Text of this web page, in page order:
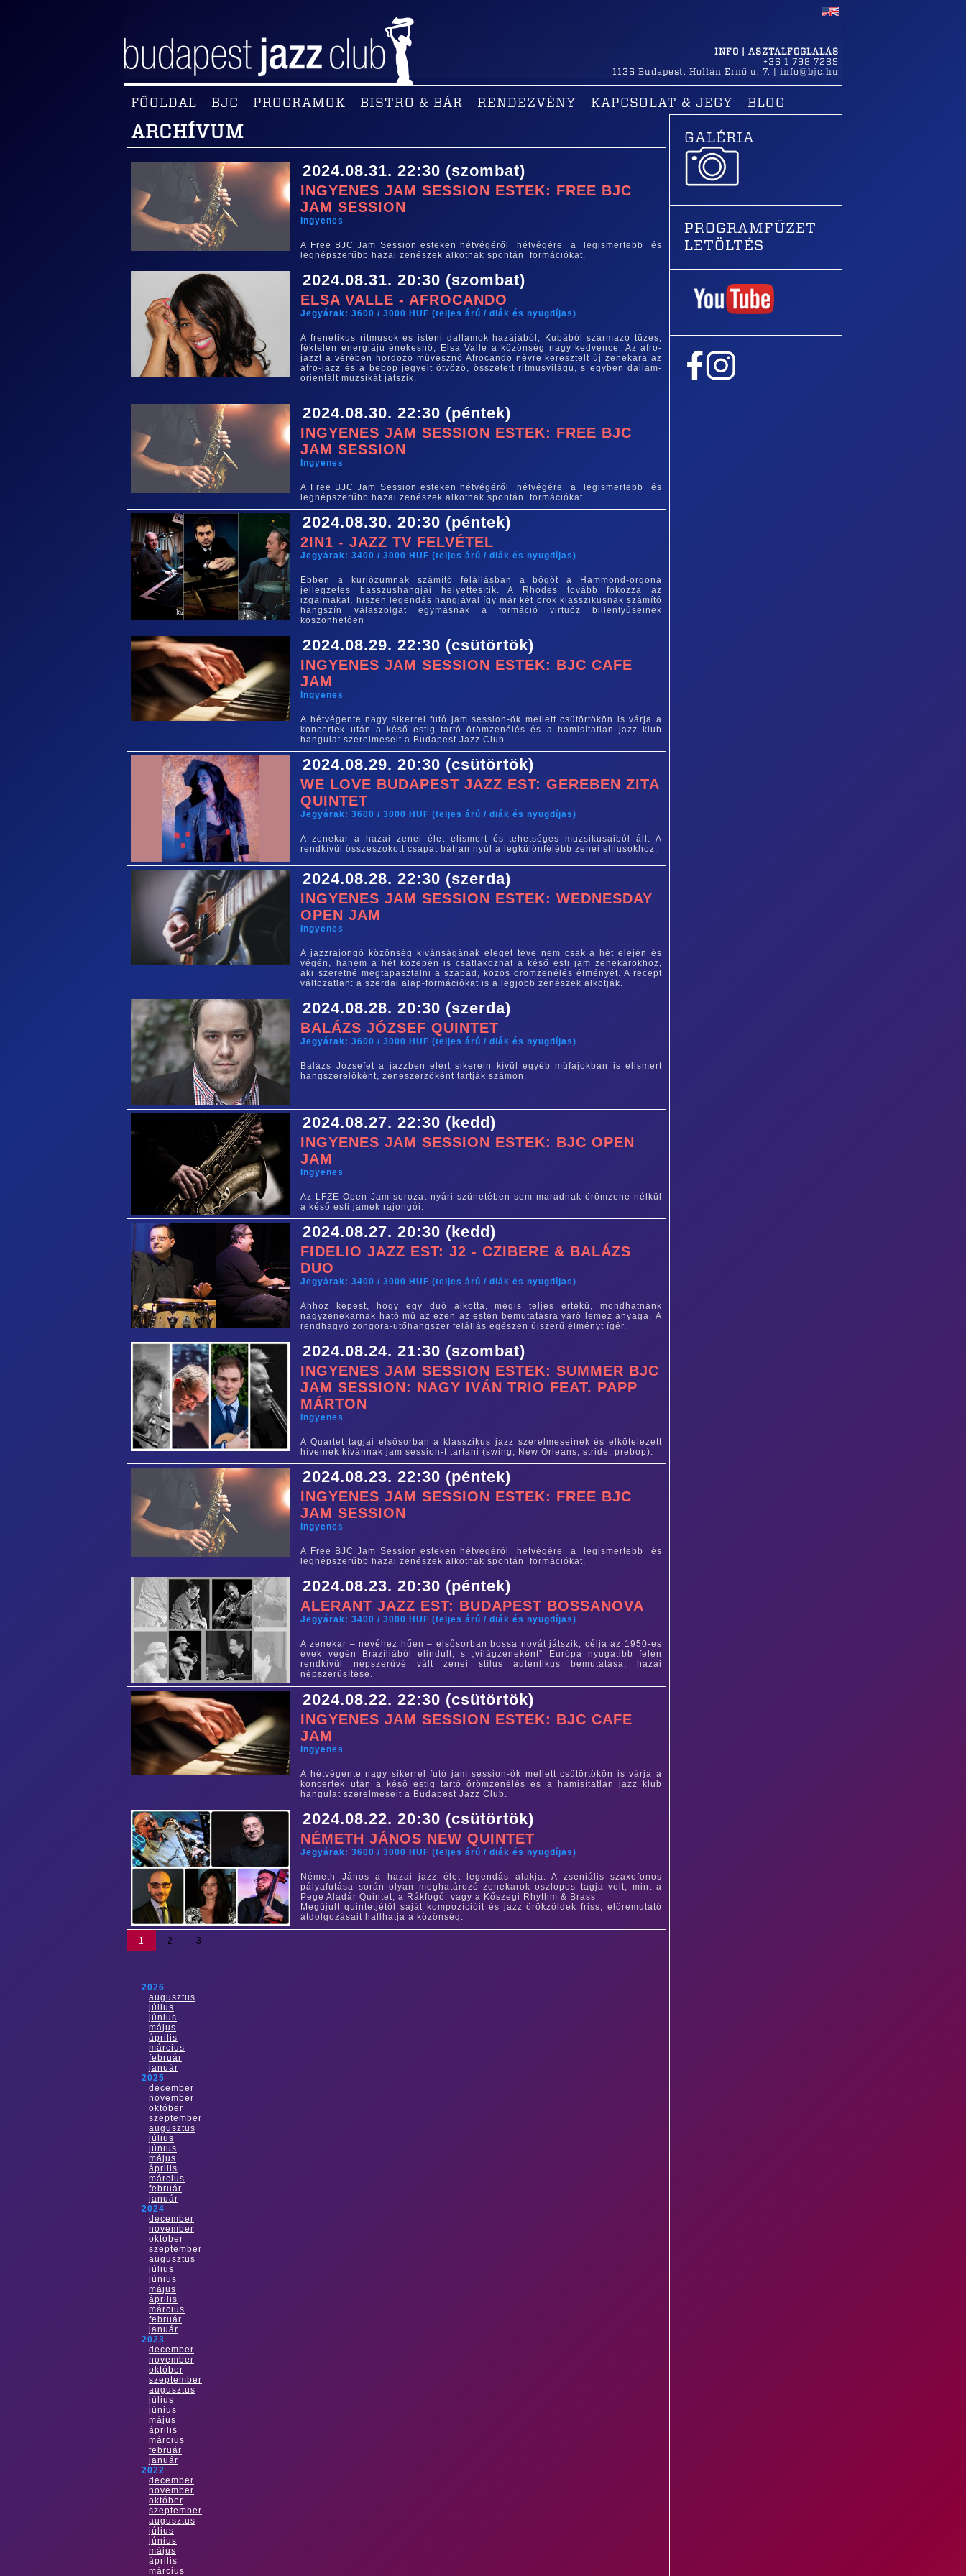
INFO | ASZTALFOGLALÁS
+36 1 798 7289
1136 Budapest , Hollán Ernő u. 7. info@bjc.hu
FŐOLDAL BJC PROGRAMOK BISTRO & BÁR RENDEZVÉNY KAPCSOLAT & JEGY BLOG
ARCHÍVUM
2024.08.31. 22:30 (szombat)
INGYENES JAM SESSION ESTEK: FREE BJC
JAM SESSION
Ingyenes
A Free BJC Jam Session esteken hétvégéről hétvégére a legismertebb és
legnépszerűbb hazai zenészek alkotnak spontán formációkat.
2024.08.31. 20:30 (szombat)
ELSA VALLE - AFROCANDO
Jegyárak: 3600 / 3000 HUF (teljes árú / diák és nyugdíjas)
A frenetikus ritmusok és isteni dallamok hazájából, Kubából származó tüzes,
féktelen energiájú énekesnő, Elsa Valle a közönség nagy kedvence. Az afro-
jazzt a vérében hordozó művésznő Afrocando névre keresztelt új zenekara az
afro-jazz és a bebop jegyeit ötvöző, összetett ritmusvilágú, s egyben dallam-
orientált muzsikát játszik.
2024.08.30. 22:30 (péntek)
INGYENES JAM SESSION ESTEK: FREE BJC
JAM SESSION
Ingyenes
A Free BJC Jam Session esteken hétvégéről hétvégére a legismertebb és
legnépszerűbb hazai zenészek alkotnak spontán formációkat.
2024.08.30. 20:30 (péntek)
2IN1 - JAZZ TV FELVÉTEL
Jegyárak: 3400 / 3000 HUF (teljes árú / diák és nyugdíjas)
Ebben a kuriózumnak számító felállásban a bőgőt a Hammond-orgona
jellegzetes basszushangjai helyettesítik. A Rhodes tovább fokozza az
izgalmakat, hiszen legendás hangjával így már két örök klasszikusnak számító
hangszín válaszolgat egymásnak a formáció virtuóz billentyűseinek
köszönhetően
2024.08.29. 22:30 (csütörtök)
INGYENES JAM SESSION ESTEK: BJC CAFE
JAM
Ingyenes
A hétvégente nagy sikerrel futó jam session-ök mellett csütörtökön is várja a
koncertek után a késő estig tartó örömzenélés és a hamisítatlan jazz klub
hangulat szerelmeseit a Budapest Jazz Club.
2024.08.29. 20:30 (csütörtök)
WE LOVE BUDAPEST JAZZ EST: GEREBEN ZITA
QUINTET
Jegyárak: 3600 / 3000 HUF (teljes árú / diák és nyugdíjas)
A zenekar a hazai zenei élet elismert és tehetséges muzsikusaiból áll. A
rendkívül összeszokott csapat bátran nyúl a legkülönfélébb zenei stílusokhoz.
2024.08.28. 22:30 (szerda)
INGYENES JAM SESSION ESTEK: WEDNESDAY
OPEN JAM
Ingyenes
A jazzrajongó közönség kívánságának eleget téve nem csak a hét elején és
végén, hanem a hét közepén is csatlakozhat a késő esti jam zenekarokhoz,
aki szeretné megtapasztalni a szabad, közös örömzenélés élményét. A recept
változatlan: a szerdai alap-formációkat is a legjobb zenészek alkotják.
2024.08.28. 20:30 (szerda)
BALÁZS JÓZSEF QUINTET
Jegyárak: 3600 / 3000 HUF (teljes árú / diák és nyugdíjas)
Balázs Józsefet a jazzben elért sikerein kívül egyéb műfajokban is elismert
hangszerelőként, zeneszerzőként tartják számon.
2024.08.27. 22:30 (kedd)
INGYENES JAM SESSION ESTEK: BJC OPEN
JAM
Ingyenes
Az LFZE Open Jam sorozat nyári szünetében sem maradnak örömzene nélkül
a késő esti jamek rajongói.
2024.08.27. 20:30 (kedd)
FIDELIO JAZZ EST: J2 - CZIBERE & BALÁZS
DUO
Jegyárak: 3400 / 3000 HUF (teljes árú / diák és nyugdíjas)
Ahhoz képest, hogy egy duó alkotta, mégis teljes értékű, mondhatnánk
nagyzenekarnak ható mű az ezen az estén bemutatásra váró lemez anyaga. A
rendhagyó zongora-ütőhangszer felállás egészen újszerű élményt ígér.
2024.08.24. 21:30 (szombat)
INGYENES JAM SESSION ESTEK: SUMMER BJC
JAM SESSION: NAGY IVÁN TRIO FEAT. PAPP
MÁRTON
Ingyenes
A Quartet tagjai elsősorban a klasszikus jazz szerelmeseinek és elkötelezett
híveinek kívánnak jam session-t tartani (swing, New Orleans, stride, prebop).
2024.08.23. 22:30 (péntek)
INGYENES JAM SESSION ESTEK: FREE BJC
JAM SESSION
Ingyenes
A Free BJC Jam Session esteken hétvégéről hétvégére a legismertebb és
legnépszerűbb hazai zenészek alkotnak spontán formációkat.
2024.08.23. 20:30 (péntek)
ALERANT JAZZ EST: BUDAPEST BOSSANOVA
Jegyárak: 3400 / 3000 HUF (teljes árú / diák és nyugdíjas)
A zenekar – nevéhez hűen – elsősorban bossa novát játszik, célja az 1950-es
évek végén Brazíliából elindult, s „világzeneként” Európa nyugatibb felén
rendkívül népszerűvé vált zenei stílus autentikus bemutatása, hazai
népszerűsítése.
2024.08.22. 22:30 (csütörtök)
INGYENES JAM SESSION ESTEK: BJC CAFE
JAM
Ingyenes
A hétvégente nagy sikerrel futó jam session-ök mellett csütörtökön is várja a
koncertek után a késő estig tartó örömzenélés és a hamisítatlan jazz klub
hangulat szerelmeseit a Budapest Jazz Club.
2024.08.22. 20:30 (csütörtök)
NÉMETH JÁNOS NEW QUINTET
Jegyárak: 3600 / 3000 HUF (teljes árú / diák és nyugdíjas)
Németh János a hazai jazz élet legendás alakja. A zseniális szaxofonos
pályafutása során olyan meghatározó zenekarok oszlopos tagja volt, mint a
Pege Aladár Quintet, a Rákfogó, vagy a Kőszegi Rhythm & Brass
Megújult quintetjétől saját kompozícióit és jazz örökzöldek friss, előremutató
átdolgozásait hallhatja a közönség.
1 2 3
2026
augusztus
július
június
május
április
március
február
január
2025
december
november
október
szeptember
augusztus
július
június
május
április
március
február
január
2024
december
november
október
szeptember
augusztus
július
június
május
április
március
február
január
2023
december
november
október
szeptember
augusztus
július
június
május
április
március
február
január
2022
december
november
október
szeptember
augusztus
július
június
május
április
március
GALÉRIA
PROGRAMFÜZET
LETÖLTÉS